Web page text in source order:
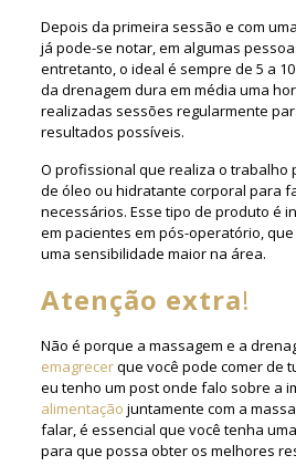
Depois da primeira sessão e com
já pode-se notar, em algumas
entretanto, o ideal é sempre de 5 a
da drenagem dura em média uma
realizadas sessões regularmente
resultados possíveis.
O profissional que realiza o trabalho
de óleo ou hidratante corporal para
necessários. Esse tipo de produto é
em pacientes em pós-operatório,
uma sensibilidade maior na área.
Atenção extra!
Não é porque a massagem e a
emagrecerque você pode comer de
eu tenho um post onde falo sobre a
alimentação juntamente com a
falar, é essencial que você tenha
para que possa obter os melhores